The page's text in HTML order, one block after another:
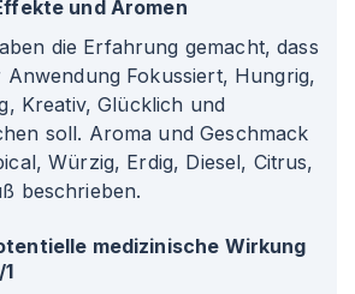
und Aromen
die Erfahrung gemacht, dass
Anwendung Fokussiert, Hungrig,
Kreativ, Glücklich und
soll. Aroma und Geschmack
Würzig, Erdig, Diesel, Citrus,
beschrieben.
medizinische Wirkung